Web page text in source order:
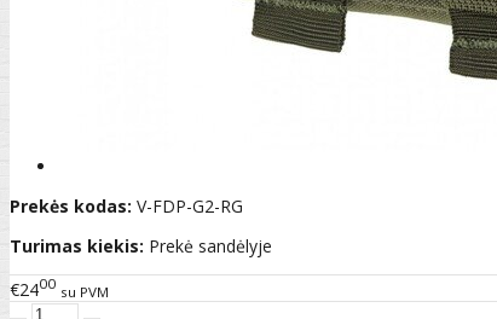
Prekės kodas: V-FDP-G2-RG
Turimas kiekis: Prekė sandėlyje
€2400 su PVM